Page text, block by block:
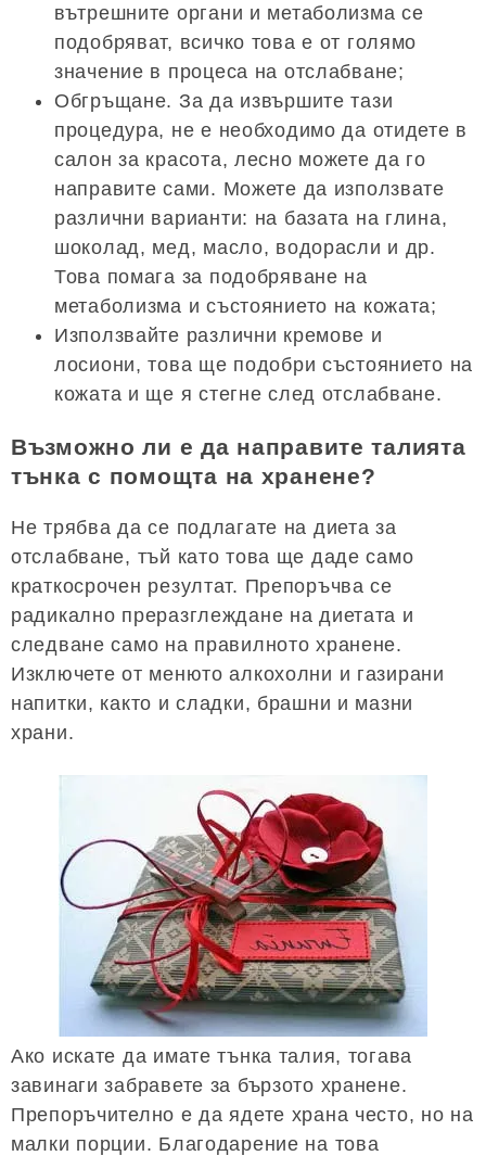
вътрешните органи и метаболизма се
подобряват, всичко това е от голямо
значение в процеса на отслабване;
Обгръщане. За да извършите тази
процедура, не е необходимо да отидете в
салон за красота, лесно можете да го
направите сами. Можете да използвате
различни варианти: на базата на глина,
шоколад, мед, масло, водорасли и др.
Това помага за подобряване на
метаболизма и състоянието на кожата;
Използвайте различни кремове и
лосиони, това ще подобри състоянието на
кожата и ще я стегне след отслабване.
Възможно ли е да направите талията
тънка с помощта на хранене?
Не трябва да се подлагате на диета за
отслабване, тъй като това ще даде само
краткосрочен резултат. Препоръчва се
радикално преразглеждане на диетата и
следване само на правилното хранене.
Изключете от менюто алкохолни и газирани
напитки, както и сладки, брашни и мазни
храни.
Ако искате да имате тънка талия, тогава
завинаги забравете за бързото хранене.
Препоръчително е да ядете храна често, но на
малки порции. Благодарение на това